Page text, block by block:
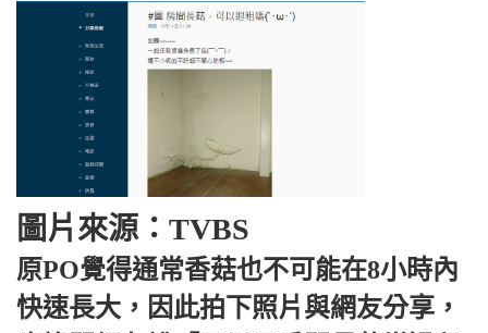
圖片來源：TVBS
原PO覺得通常香菇也不可能在8小時內
快速長大，因此拍下照片與網友分享，